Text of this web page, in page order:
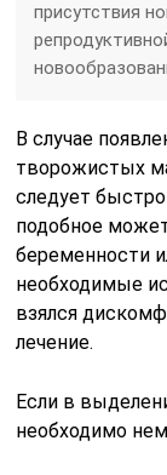
присутствия
В случае
творожистых
следует
подобное
беременности
необходимые
взялся
лечение.
Если в
необходимо